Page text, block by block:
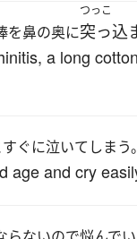
を鼻の奥に
つっこ
突っ込
a long
ぐに泣いてしまう。
age and cry